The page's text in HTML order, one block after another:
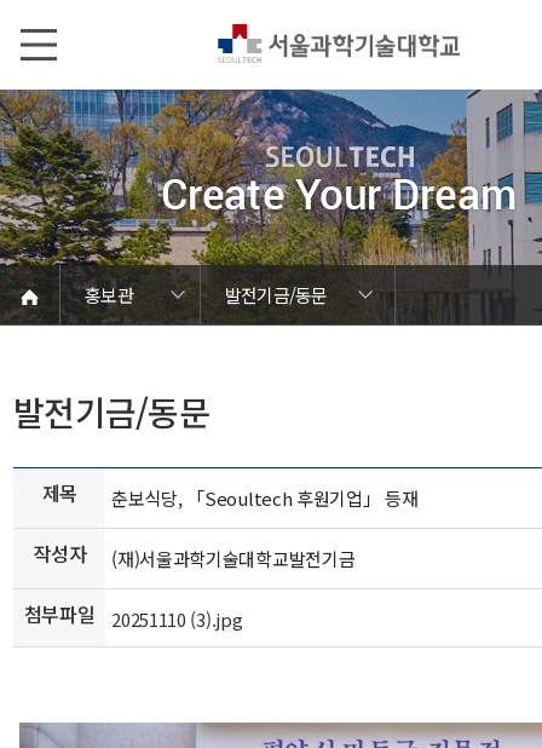
홍보관
발전기금/동문
서울과기대 소개
열린총장실
대학현황
대학조직
대학상징
홍보관
캠퍼스 안내
학칙 및 규정
홍보관
대학뉴스
연구성과
발전기금/동문
Global
언론에서 본 SEOULTECH
보도자료
브로슈어
학내행사
동영상자료
사진자료
음악자료
발전기금/동문
제목 춘보식당, 「Seoultech 후원기업」 등재
작성자 (재)서울과학기술대학교발전기금
첨부파일 20251110 (3).jpg